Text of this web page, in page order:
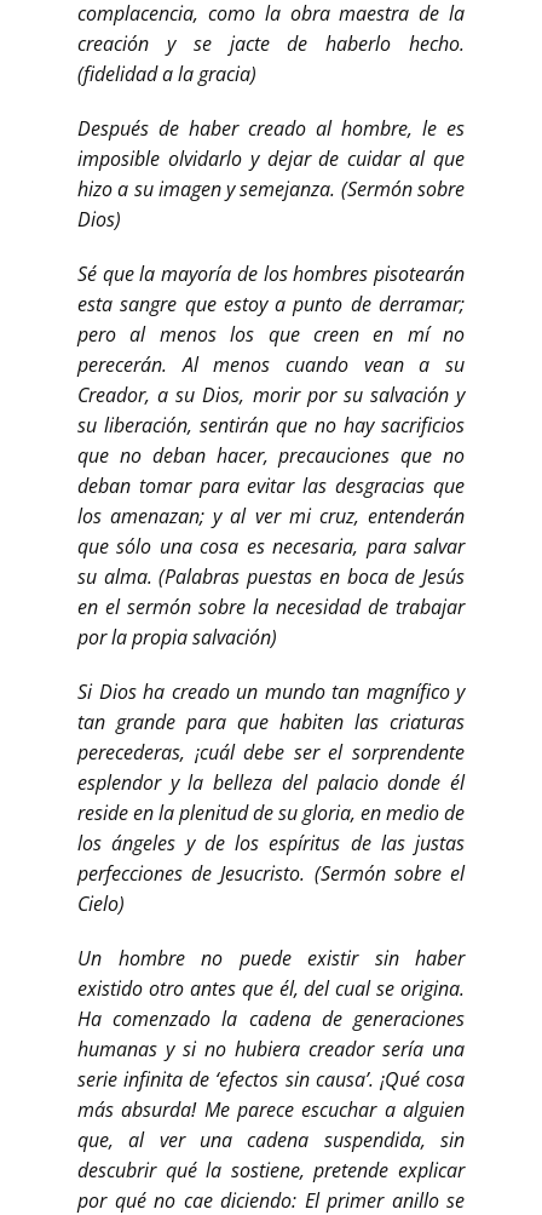
complacencia, como la obra maestra de la
creación y se jacte de haberlo hecho.
(fidelidad a la gracia)
Después de haber creado al hombre, le es
imposible olvidarlo y dejar de cuidar al que
hizo a su imagen y semejanza. (Sermón sobre
Dios)
Sé que la mayoría de los hombres pisotearán
esta sangre que estoy a punto de derramar;
pero al menos los que creen en mí no
perecerán. Al menos cuando vean a su
Creador, a su Dios, morir por su salvación y
su liberación, sentirán que no hay sacrificios
que no deban hacer, precauciones que no
deban tomar para evitar las desgracias que
los amenazan; y al ver mi cruz, entenderán
que sólo una cosa es necesaria, para salvar
su alma. (Palabras puestas en boca de Jesús
en el sermón sobre la necesidad de trabajar
por la propia salvación)
Si Dios ha creado un mundo tan magnífico y
tan grande para que habiten las criaturas
perecederas, ¡cuál debe ser el sorprendente
esplendor y la belleza del palacio donde él
reside en la plenitud de su gloria, en medio de
los ángeles y de los espíritus de las justas
perfecciones de Jesucristo. (Sermón sobre el
Cielo)
Un hombre no puede existir sin haber
existido otro antes que él, del cual se origina.
Ha comenzado la cadena de generaciones
humanas y si no hubiera creador sería una
serie infinita de ‘efectos sin causa’. ¡Qué cosa
más absurda! Me parece escuchar a alguien
que, al ver una cadena suspendida, sin
descubrir qué la sostiene, pretende explicar
por qué no cae diciendo: El primer anillo se